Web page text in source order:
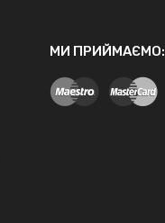
МИ ПРИЙМАЄМО: